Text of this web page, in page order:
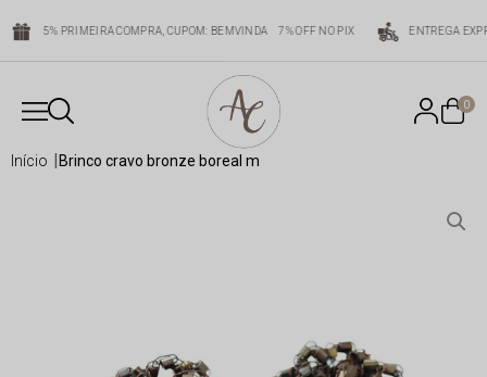
5% PRIMEIRA COMPRA, CUPOM: BEMVINDA 7% OFF NO PIX ENTREGA
0
início brinco cravo bronze boreal m